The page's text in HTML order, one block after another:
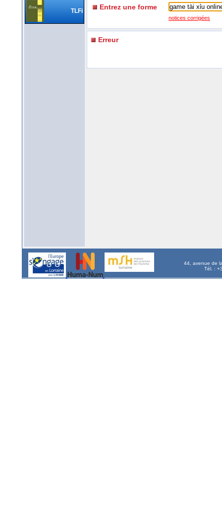
TLFi Entrez une forme
notices corrigées
Erreur
44, avenue de
Tél. :